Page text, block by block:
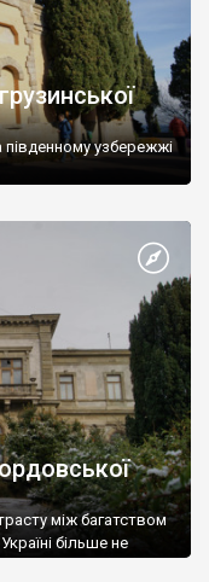
узбережжі
між багатством
більше не